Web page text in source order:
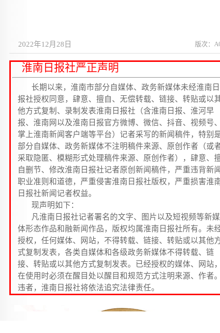
版次：
2022年12月28日
淮南日报社严正声明
长期以来，淮南市部分自媒体、政务新媒体未经淮南日
报社授权同意，肆意、擅自、无偿转载、链接、转贴或以
他方式复制、录制发表淮南日报社（含淮南日报、淮河早
报、淮南网以及淮南日报官方微博、微信、抖音、视频号
掌上淮南新闻客户端等平台）记者采写的新闻稿件，特别
部分自媒体、政务新媒体不注明稿件来源、原创作者（或
采取隐匿、模糊形式处理稿件来源、原创作者），肆意、
自删节、修改淮南日报社记者原创新闻稿件，严重违背新
职业准则和道德，严重侵害淮南日报社版权，严重损害淮
日报社新闻记者权益。
现声明如下：
凡淮南日报社记者署名的文字、图片以及短视频等新媒
体形态作品和融新闻作品，版权均属淮南日报社所有。未
授权，任何媒体、网站，不得转载、链接、转贴或以其他
式复制发表，各类自媒体和各级政务新媒体不得转载、链
接、转贴或以其他方式复制发表。已经授权的媒体、网站
在使用时必须在醒目处以醒目和规范方式注明来源、作者
违者，淮南日报社将依法追究法律责任。